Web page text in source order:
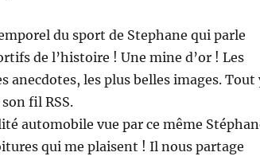
du sport de Stephane qui parle
de l’histoire ! Une mine d’or ! Les
anecdotes, les plus belles images. Tout
fil RSS.
automobile vue par ce même
qui me plaisent ! Il nous partage